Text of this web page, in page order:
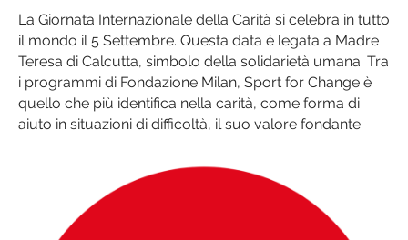
La Giornata Internazionale della Carità si celebra in tutto
il mondo il 5 Settembre. Questa data è legata a Madre
Teresa di Calcutta, simbolo della solidarietà umana. Tra
i programmi di Fondazione Milan, Sport for Change è
quello che più identifica nella carità, come forma di
aiuto in situazioni di difficoltà, il suo valore fondante.